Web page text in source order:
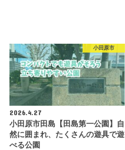
小田原市
2026.4.27
小田原市田島【田島第一公園】自
然に囲まれ、たくさんの遊具で遊
べる公園